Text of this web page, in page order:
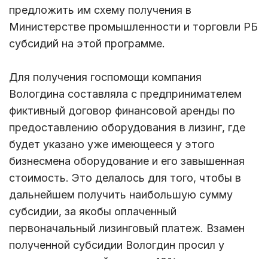
предложить им схему получения в
Министерстве промышленности и торговли РБ
субсидий на этой программе.
Для получения госпомощи компания
Вологдина составляла с предпринимателем
фиктивный договор финансовой аренды по
предоставлению оборудования в лизинг, где
будет указано уже имеющееся у этого
бизнесмена оборудование и его завышенная
стоимость. Это делалось для того, чтобы в
дальнейшем получить наибольшую сумму
субсидии, за якобы оплаченный
первоначальный лизинговый платеж. Взамен
полученной субсидии Вологдин просил у